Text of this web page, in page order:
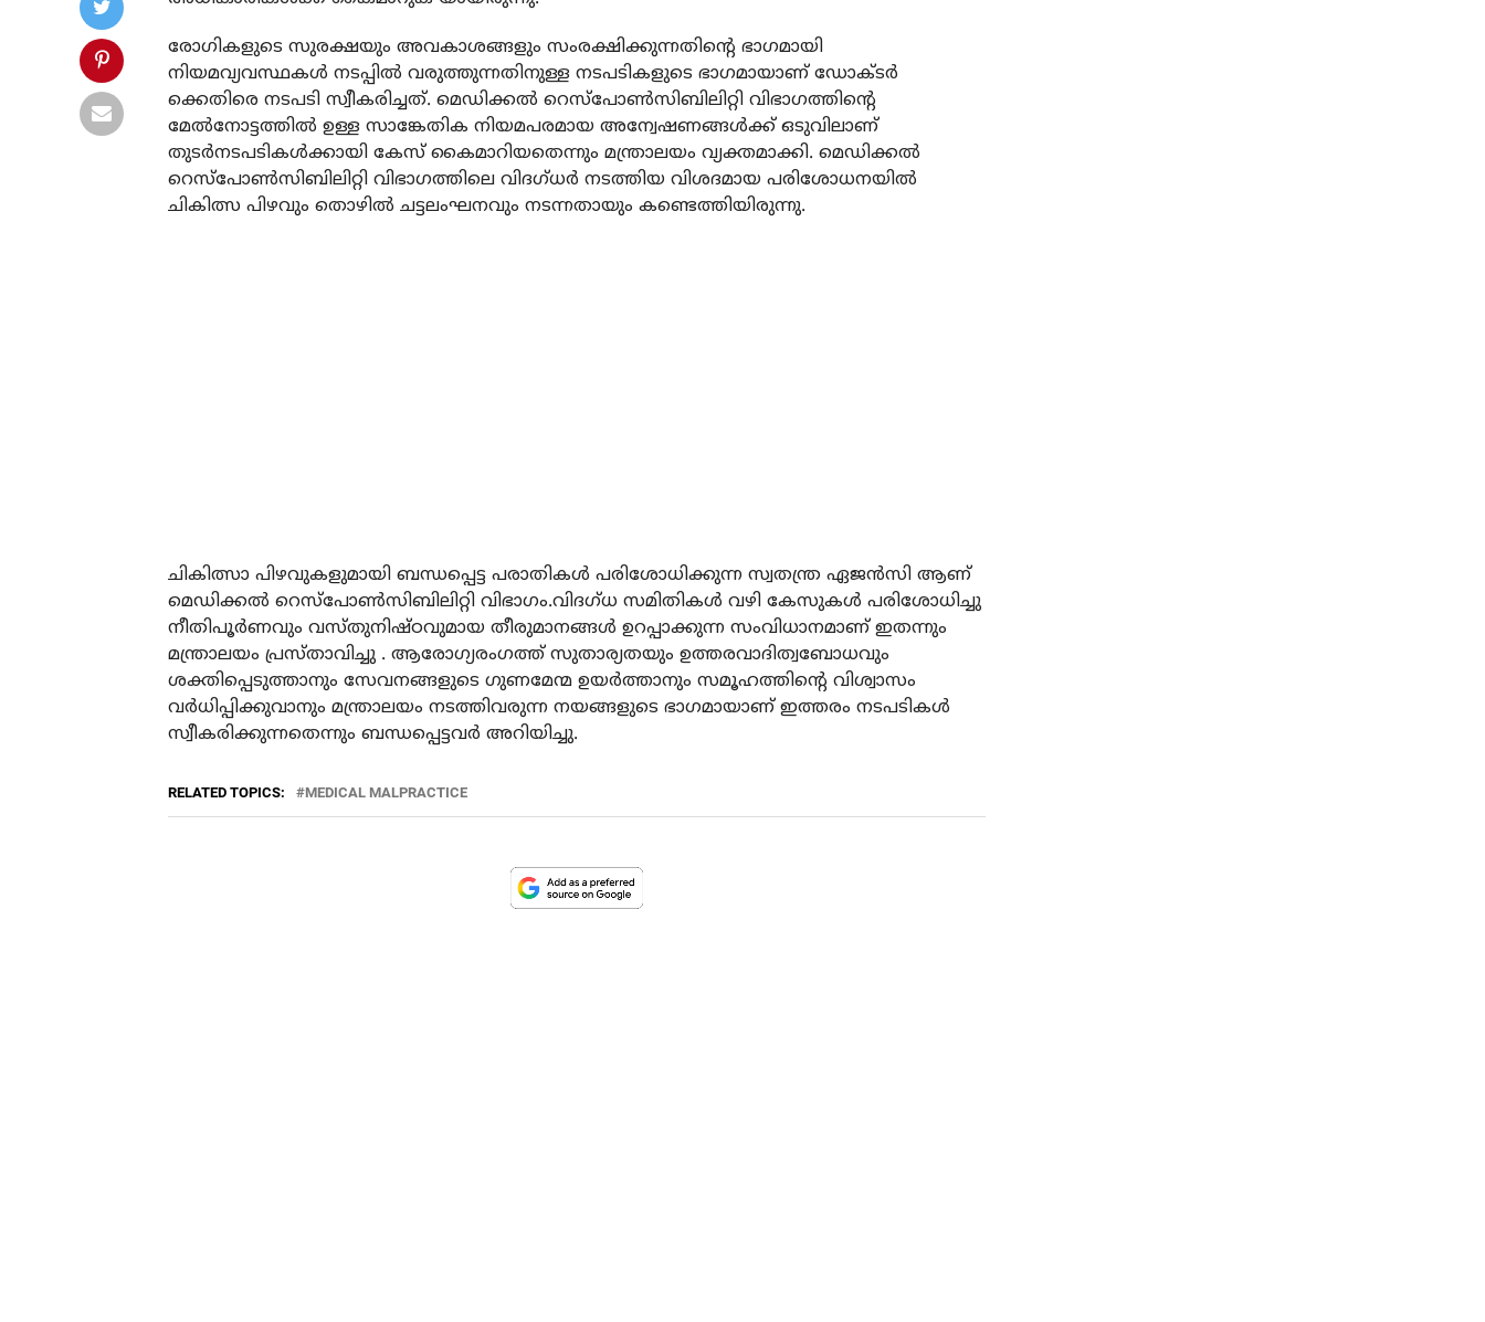
രോഗികളുടെ സുരക്ഷയും അവകാശങ്ങളും സംരക്ഷിക്കുന്നതിന്റെ ഭാഗമായി
നിയമവ്യവസ്ഥകള്‍ നടപ്പില്‍ വരുത്തുന്നതിനുള്ള നടപടികളുടെ ഭാഗമായാണ് ഡോക്ടര്‍
ക്കെതിരെ നടപടി സ്വീകരിച്ചത്. മെഡിക്കല്‍ റെസ്‌പോണ്‍സിബിലിറ്റി വിഭാഗത്തിന്റെ
മേല്‍നോട്ടത്തില്‍ ഉള്ള സാങ്കേതിക നിയമപരമായ അന്വേഷണങ്ങള്‍ക്ക് ഒടുവിലാണ്
തുടര്‍നടപടികള്‍ക്കായി കേസ് കൈമാറിയതെന്നും മന്ത്രാലയം വ്യക്തമാക്കി. മെഡിക്കല്‍
റെസ്‌പോണ്‍സിബിലിറ്റി വിഭാഗത്തിലെ വിദഗ്ധര്‍ നടത്തിയ വിശദമായ പരിശോധനയില്‍
ചികിത്സ പിഴവും തൊഴില്‍ ചട്ടലംഘനവും നടന്നതായും കണ്ടെത്തിയിരുന്നു.
ചികിത്സാ പിഴവുകളുമായി ബന്ധപ്പെട്ട പരാതികള്‍ പരിശോധിക്കുന്ന സ്വതന്ത്ര ഏജന്‍സി ആണ്
മെഡിക്കല്‍ റെസ്‌പോണ്‍സിബിലിറ്റി വിഭാഗം.വിദഗ്ധ സമിതികള്‍ വഴി കേസുകള്‍ പരിശോധിച്ചു
നീതിപൂര്‍ണവും വസ്തുനിഷ്ഠവുമായ തീരുമാനങ്ങള്‍ ഉറപ്പാക്കുന്ന സംവിധാനമാണ് ഇതന്നും
മന്ത്രാലയം പ്രസ്താവിച്ചു . ആരോഗ്യരംഗത്ത് സുതാര്യതയും ഉത്തരവാദിത്വബോധവും
ശക്തിപ്പെടുത്താനും സേവനങ്ങളുടെ ഗുണമേന്മ ഉയര്‍ത്താനും സമൂഹത്തിന്റെ വിശ്വാസം
വര്‍ധിപ്പിക്കുവാനും മന്ത്രാലയം നടത്തിവരുന്ന നയങ്ങളുടെ ഭാഗമായാണ് ഇത്തരം നടപടികള്‍
സ്വീകരിക്കുന്നതെന്നും ബന്ധപ്പെട്ടവര്‍ അറിയിച്ചു.
RELATED TOPICS: MEDICAL MALPRACTICE